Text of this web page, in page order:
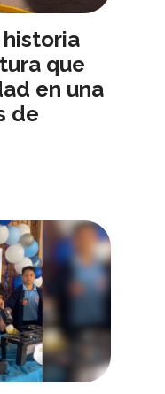
que
en una
de